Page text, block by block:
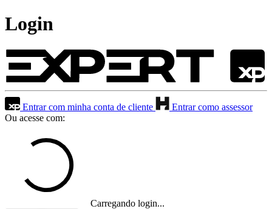
Login
Entrar com minha conta de cliente
Entrar como assessor
Ou acesse com:
Carregando login...